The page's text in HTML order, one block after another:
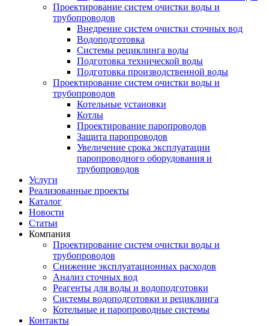
Проектирование систем очистки воды и
трубопроводов
Внедрение систем очистки сточных вод
Водоподготовка
Системы рециклинга воды
Подготовка технической воды
Подготовка производственной воды
Проектирование систем очистки воды и
трубопроводов
Котельные установки
Котлы
Проектирование паропроводов
Защита паропроводов
Увеличение срока эксплуатации
паропроводного оборудования и
трубопроводов
Услуги
Реализованные проекты
Каталог
Новости
Статьи
Компания
Проектирование систем очистки воды и
трубопроводов
Снижение эксплуатационных расходов
Анализ сточных вод
Реагенты для воды и водоподготовки
Системы водоподготовки и рециклинга
Котельные и паропроводные системы
Контакты